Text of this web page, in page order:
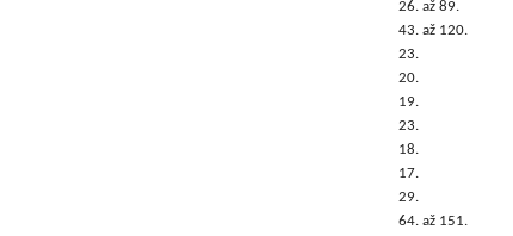
26. až 89.
43. až 120.
23.
20.
19.
23.
18.
17.
29.
64. až 151.